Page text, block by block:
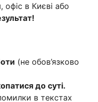
в Києві або
(не обов’язково
до суті.
в текстах